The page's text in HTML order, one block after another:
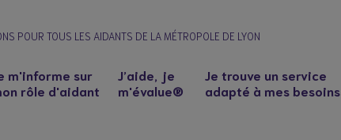
POUR TOUS LES AIDANTS DE LA MÉTROPOLE DE LYON
m'informe sur
rôle d'aidant
J’aide, je
m'évalue®
Je trouve un service
adapté à mes besoins